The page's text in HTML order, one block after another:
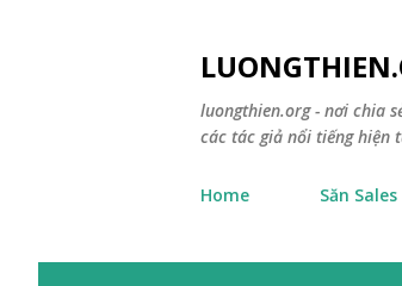
luongthien.org - nơi chia
các tác giả nổi tiếng hiện
Home Săn